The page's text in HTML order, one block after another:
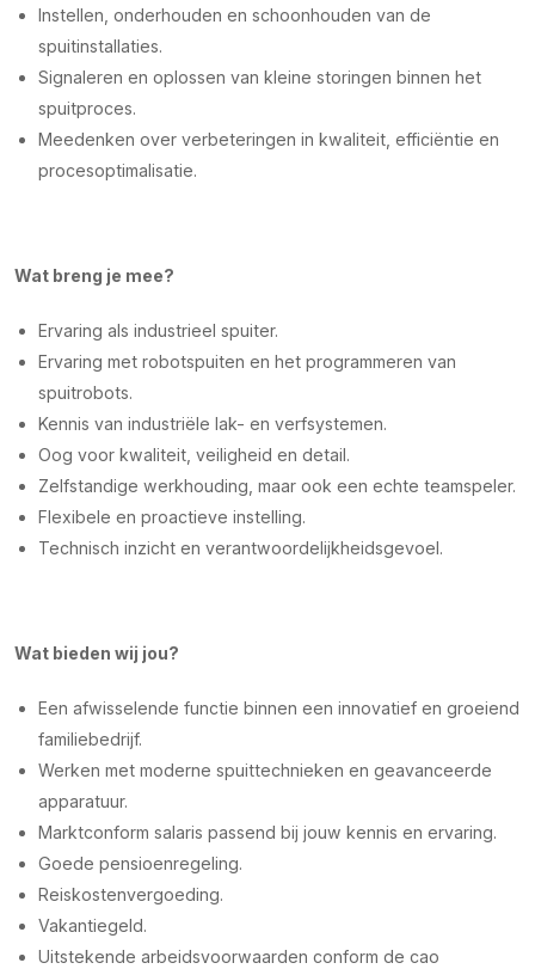
Instellen, onderhouden en schoonhouden van de
spuitinstallaties.
Signaleren en oplossen van kleine storingen binnen het
spuitproces.
Meedenken over verbeteringen in kwaliteit, efficiëntie en
procesoptimalisatie.
Wat breng je mee?
Ervaring als industrieel spuiter.
Ervaring met robotspuiten en het programmeren van
spuitrobots.
Kennis van industriële lak- en verfsystemen.
Oog voor kwaliteit, veiligheid en detail.
Zelfstandige werkhouding, maar ook een echte teamspeler.
Flexibele en proactieve instelling.
Technisch inzicht en verantwoordelijkheidsgevoel.
Wat bieden wij jou?
Een afwisselende functie binnen een innovatief en groeiend
familiebedrijf.
Werken met moderne spuittechnieken en geavanceerde
apparatuur.
Marktconform salaris passend bij jouw kennis en ervaring.
Goede pensioenregeling.
Reiskostenvergoeding.
Vakantiegeld.
Uitstekende arbeidsvoorwaarden conform de cao